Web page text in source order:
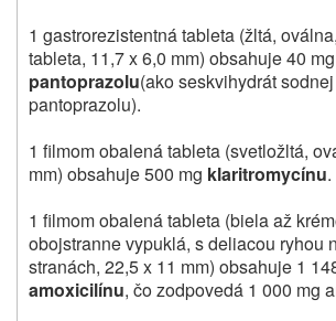
1 gastrorezistentná tableta (žltá,
tableta, 11,7 x 6,0 mm) obsahuje 40 mg
pantoprazolu(ako seskvihydrát
pantoprazolu).
1 filmom obalená tableta (svetložltá,
mm) obsahuje 500 mg klaritromycínu.
1 filmom obalená tableta (biela až
obojstranne vypuklá, s deliacou ryhou
stranách, 22,5 x 11 mm) obsahuje 1
amoxicilínu, čo zodpovedá 1 000 mg